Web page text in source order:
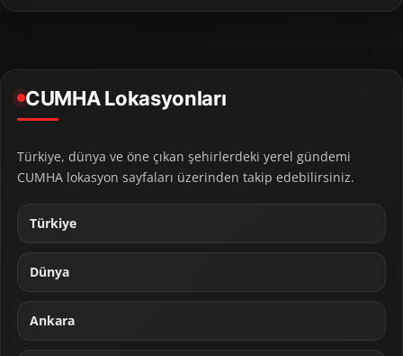
CUMHA Lokasyonları
Türkiye, dünya ve öne çıkan şehirlerdeki yerel gündemi
CUMHA lokasyon sayfaları üzerinden takip edebilirsiniz.
Türkiye
Dünya
Ankara